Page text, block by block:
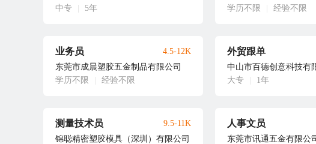
中专
5年
学历不限
经验不限
业务员
东莞市成晨塑胶五金制品有限公司
学历不限
经验不限
4.5-12K 外贸跟单
中山市百德创意科技有
大专
1年
测量技术员
锦聪精密塑胶模具（深圳）有限公司
9.5-11K 人事文员
东莞市讯通五金有限公